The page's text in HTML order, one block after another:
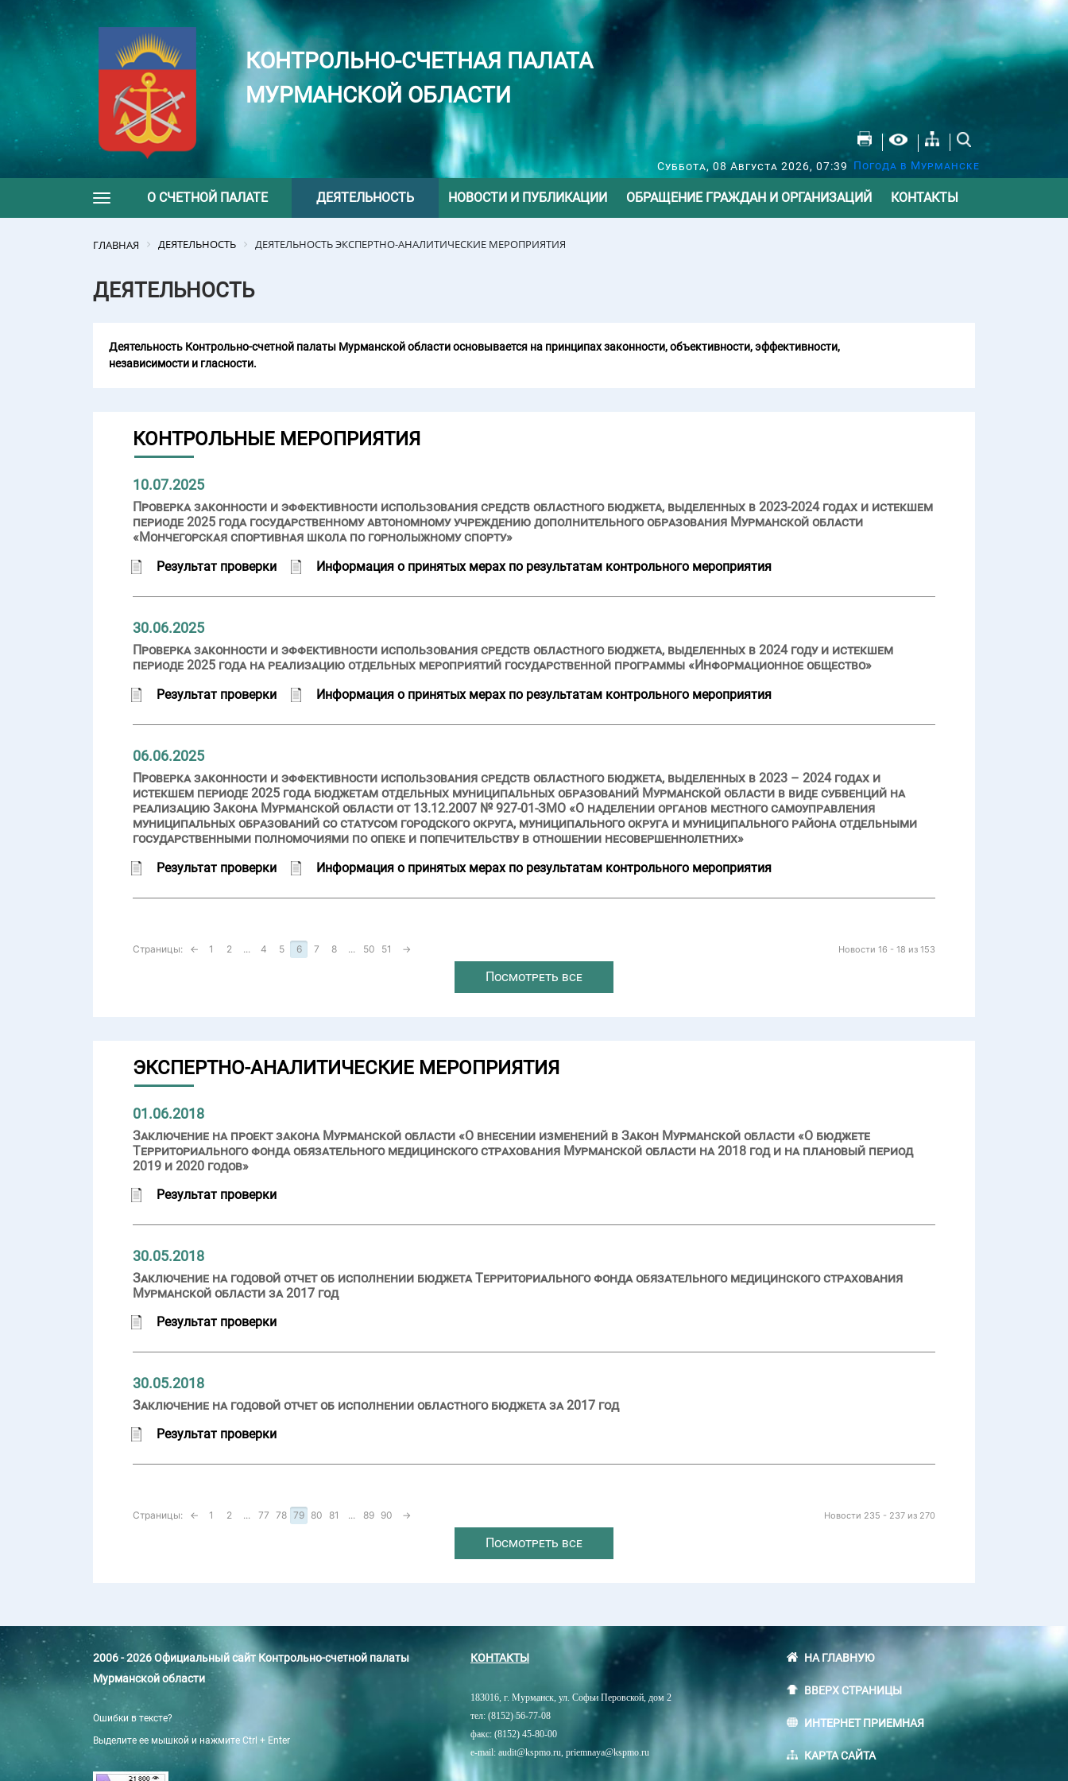
КОНТРОЛЬНО-СЧЕТНАЯ ПАЛАТА
МУРМАНСКОЙ ОБЛАСТИ
Суббота, 08 Августа 2026, 07:39 Погода в Мурманске
Toggle navigation
О СЧЕТНОЙ ПАЛАТЕ ДЕЯТЕЛЬНОСТЬ НОВОСТИ И ПУБЛИКАЦИИ ОБРАЩЕНИЕ ГРАЖДАН И ОРГАНИЗАЦИЙ КОНТАКТЫ
ГЛАВНАЯ ДЕЯТЕЛЬНОСТЬ ДЕЯТЕЛЬНОСТЬ ЭКСПЕРТНО-АНАЛИТИЧЕСКИЕ МЕРОПРИЯТИЯ
ДЕЯТЕЛЬНОСТЬ
Деятельность Контрольно-счетной палаты Мурманской области основывается на принципах законности, объективности, эффективности,
независимости и гласности.
КОНТРОЛЬНЫЕ МЕРОПРИЯТИЯ
10.07.2025
Проверка законности и эффективности использования средств областного бюджета, выделенных в 2023-2024 годах и истекшем
периоде 2025 года государственному автономному учреждению дополнительного образования Мурманской области
«Мончегорская спортивная школа по горнолыжному спорту»
Результат проверки
Информация о принятых мерах по результатам контрольного мероприятия
30.06.2025
Проверка законности и эффективности использования средств областного бюджета, выделенных в 2024 году и истекшем
периоде 2025 года на реализацию отдельных мероприятий государственной программы «Информационное общество»
Результат проверки
Информация о принятых мерах по результатам контрольного мероприятия
06.06.2025
Проверка законности и эффективности использования средств областного бюджета, выделенных в 2023 – 2024 годах и
истекшем периоде 2025 года бюджетам отдельных муниципальных образований Мурманской области в виде субвенций на
реализацию Закона Мурманской области от 13.12.2007 № 927-01-ЗМО «О наделении органов местного самоуправления
муниципальных образований со статусом городского округа, муниципального округа и муниципального района отдельными
государственными полномочиями по опеке и попечительству в отношении несовершеннолетних»
Результат проверки
Информация о принятых мерах по результатам контрольного мероприятия
Новости 16 - 18 из 153
Страницы: ← 1 2 ... 4 5 6 7 8 ... 50 51 →
Посмотреть все
ЭКСПЕРТНО-АНАЛИТИЧЕСКИЕ МЕРОПРИЯТИЯ
01.06.2018
Заключение на проект закона Мурманской области «О внесении изменений в Закон Мурманской области «О бюджете
Территориального фонда обязательного медицинского страхования Мурманской области на 2018 год и на плановый период
2019 и 2020 годов»
Результат проверки
30.05.2018
Заключение на годовой отчет об исполнении бюджета Территориального фонда обязательного медицинского страхования
Мурманской области за 2017 год
Результат проверки
30.05.2018
Заключение на годовой отчет об исполнении областного бюджета за 2017 год
Результат проверки
Новости 235 - 237 из 270
Страницы: ← 1 2 ... 77 78 79 80 81 ... 89 90 →
Посмотреть все
2006 - 2026 Официальный сайт Контрольно-счетной палаты
Мурманской области
Ошибки в тексте?
Выделите ее мышкой и нажмите Ctrl + Enter
КОНТАКТЫ
183016, г. Мурманск, ул. Софьи Перовской, дом 2
тел: (8152) 56-77-08
факс: (8152) 45-80-00
e-mail: audit@kspmo.ru, priemnaya@kspmo.ru
НА ГЛАВНУЮ
ВВЕРХ СТРАНИЦЫ
ИНТЕРНЕТ ПРИЕМНАЯ
КАРТА САЙТА